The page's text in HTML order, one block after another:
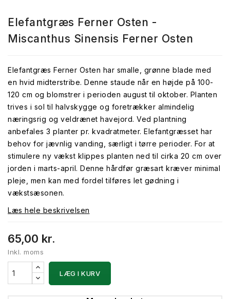
Elefantgræs Ferner Osten -
Miscanthus Sinensis Ferner Osten
Elefantgræs Ferner Osten har smalle, grønne blade med
en hvid midterstribe. Denne staude når en højde på 100-
120 cm og blomstrer i perioden august til oktober. Planten
trives i sol til halvskygge og foretrækker almindelig
næringsrig og veldrænet havejord. Ved plantning
anbefales 3 planter pr. kvadratmeter. Elefantgræsset har
behov for jævnlig vanding, særligt i tørre perioder. For at
stimulere ny vækst klippes planten ned til cirka 20 cm over
jorden i marts-april. Denne hårdfør græsart kræver minimal
pleje, men kan med fordel tilføres let gødning i
vækstsæsonen.
Læs hele beskrivelsen
65,00 kr.
Inkl. moms
LÆG I KURV